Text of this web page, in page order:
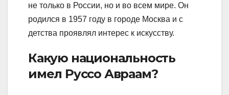
не только в России, но и во всем мире. Он
родился в 1957 году в городе Москва и с
детства проявлял интерес к искусству.
Какую национальность
имел Руссо Авраам?